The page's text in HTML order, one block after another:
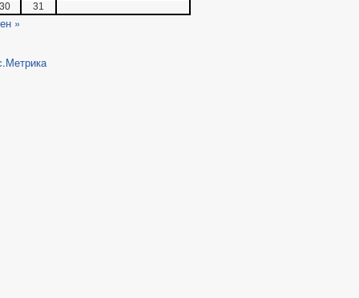
30
31
»